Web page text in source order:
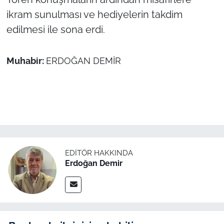
ikram sunulması ve hediyelerin takdim
edilmesi ile sona erdi.
Muhabir: ERDOĞAN DEMİR
EDITÖR HAKKINDA
Erdoğan Demir